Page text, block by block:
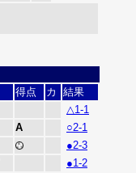
得点 カ
結果
△1-1
A
○2-1
●2-3
●1-2